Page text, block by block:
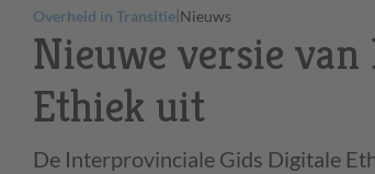
Overheid in Transitie|Nieuws
Nieuwe versie
Ethiek uit
De Interprovinciale Gids Digitale